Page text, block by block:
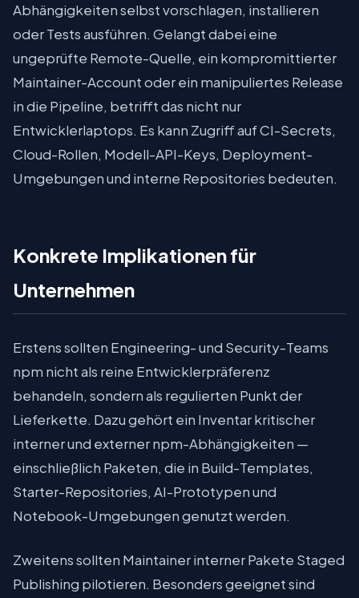
Abhängigkeiten selbst vorschlagen, installieren
oder Tests ausführen. Gelangt dabei eine
ungeprüfte Remote-Quelle, ein kompromittierter
Maintainer-Account oder ein manipuliertes Release
in die Pipeline, betrifft das nicht nur
Entwicklerlaptops. Es kann Zugriff auf CI-Secrets,
Cloud-Rollen, Modell-API-Keys, Deployment-
Umgebungen und interne Repositories bedeuten.
Konkrete Implikationen für
Unternehmen
Erstens sollten Engineering- und Security-Teams
npm nicht als reine Entwicklerpräferenz
behandeln, sondern als regulierten Punkt der
Lieferkette. Dazu gehört ein Inventar kritischer
interner und externer npm-Abhängigkeiten —
einschließlich Paketen, die in Build-Templates,
Starter-Repositories, AI-Prototypen und
Notebook-Umgebungen genutzt werden.
Zweitens sollten Maintainer interner Pakete Staged
Publishing pilotieren. Besonders geeignet sind